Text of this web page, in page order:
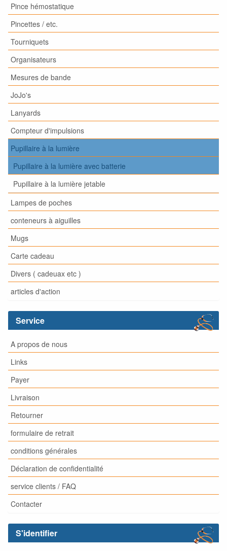
Pince hémostatique
Pincettes / etc.
Tourniquets
Organisateurs
Mesures de bande
JoJo's
Lanyards
Compteur d'impulsions
Pupillaire à la lumière
Pupillaire à la lumière avec batterie
Pupillaire à la lumière jetable
Lampes de poches
conteneurs à aiguilles
Mugs
Carte cadeau
Divers ( cadeuax etc )
articles d'action
Service
A propos de nous
Links
Payer
Livraison
Retourner
formulaire de retrait
conditions générales
Déclaration de confidentialité
service clients / FAQ
Contacter
S'identifier